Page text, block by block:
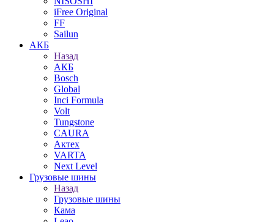
iFree Original
FF
Sailun
АКБ
Назад
АКБ
Bosch
Global
Inci Formula
Volt
Tungstone
CAURA
Актех
VARTA
Next Level
Грузовые шины
Назад
Грузовые шины
Кама